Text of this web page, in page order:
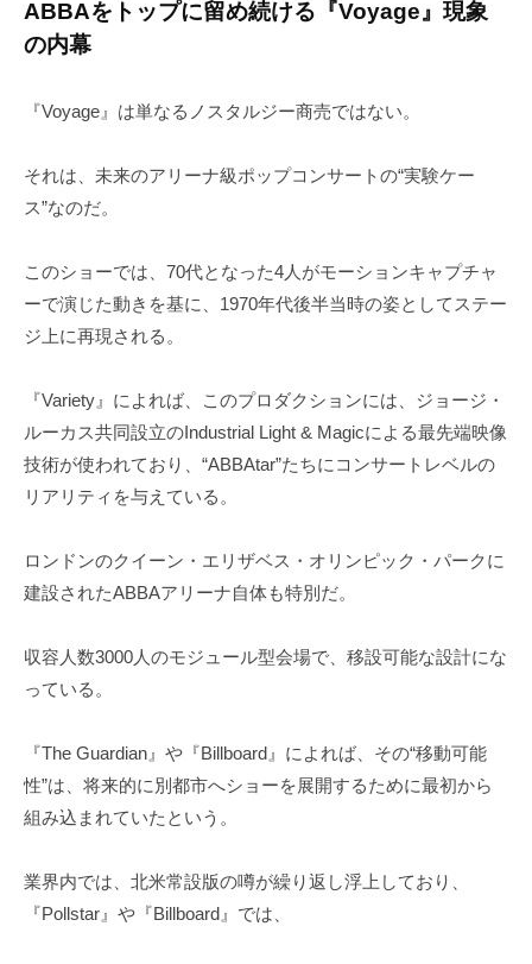
ABBAをトップに留め続ける『Voyage』現象
の内幕
『Voyage』は単なるノスタルジー商売ではない。
それは、未来のアリーナ級ポップコンサートの“実験ケー
ス”なのだ。
このショーでは、70代となった4人がモーションキャプチャ
ーで演じた動きを基に、1970年代後半当時の姿としてステー
ジ上に再現される。
『Variety』によれば、このプロダクションには、ジョージ・
ルーカス共同設立のIndustrial Light & Magicによる最先端映像
技術が使われており、“ABBAtar”たちにコンサートレベルの
リアリティを与えている。
ロンドンのクイーン・エリザベス・オリンピック・パークに
建設されたABBAアリーナ自体も特別だ。
収容人数3000人のモジュール型会場で、移設可能な設計にな
っている。
『The Guardian』や『Billboard』によれば、その“移動可能
性”は、将来的に別都市へショーを展開するために最初から
組み込まれていたという。
業界内では、北米常設版の噂が繰り返し浮上しており、
『Pollstar』や『Billboard』では、